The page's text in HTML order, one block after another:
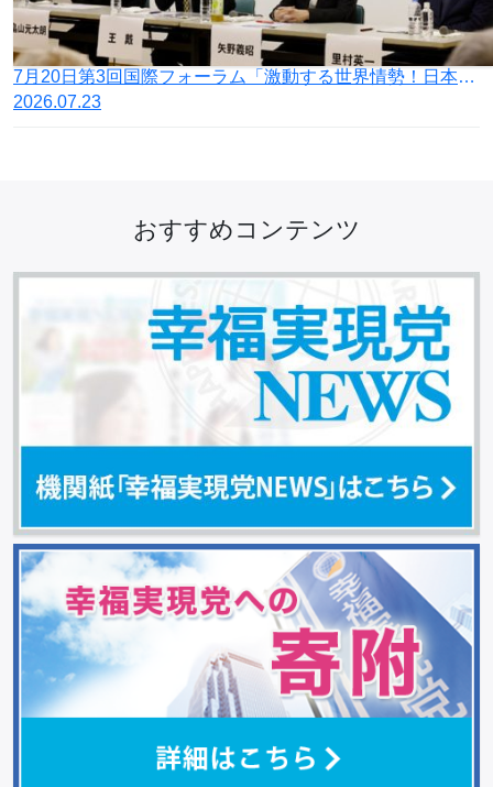
7月20日第3回国際フォーラム「激動する世界情勢！日本の針路を問う」開催
2026.07.23
おすすめコンテンツ